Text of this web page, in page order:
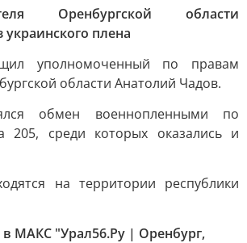
Оренбургской области
плена
уполномоченный по правам
области Анатолий Чадов.
обмен военнопленными по
205, среди которых оказались и
на территории республики
в МАКС "Урал56.Ру | Оренбург,